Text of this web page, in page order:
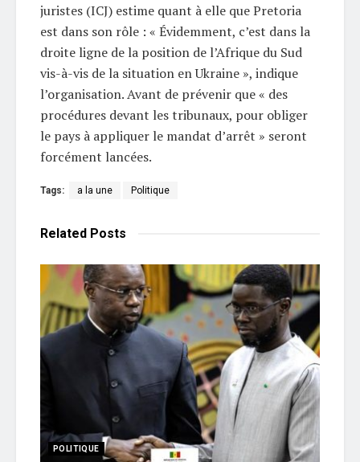
juristes (ICJ) estime quant à elle que Pretoria
est dans son rôle : « Évidemment, c’est dans la
droite ligne de la position de l’Afrique du Sud
vis-à-vis de la situation en Ukraine », indique
l’organisation. Avant de prévenir que « des
procédures devant les tribunaux, pour obliger
le pays à appliquer le mandat d’arrêt » seront
forcément lancées.
Tags: a la une Politique
Related Posts
POLITIQUE